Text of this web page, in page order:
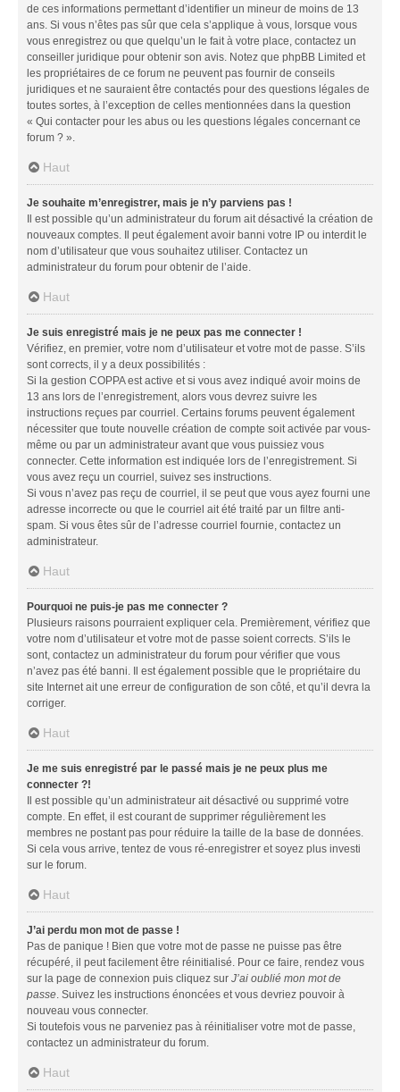
de ces informations permettant d’identifier un mineur de moins de 13
ans. Si vous n’êtes pas sûr que cela s’applique à vous, lorsque vous
vous enregistrez ou que quelqu’un le fait à votre place, contactez un
conseiller juridique pour obtenir son avis. Notez que phpBB Limited et
les propriétaires de ce forum ne peuvent pas fournir de conseils
juridiques et ne sauraient être contactés pour des questions légales de
toutes sortes, à l’exception de celles mentionnées dans la question
« Qui contacter pour les abus ou les questions légales concernant ce
forum ? ».
Haut
Je souhaite m’enregistrer, mais je n’y parviens pas !
Il est possible qu’un administrateur du forum ait désactivé la création de
nouveaux comptes. Il peut également avoir banni votre IP ou interdit le
nom d’utilisateur que vous souhaitez utiliser. Contactez un
administrateur du forum pour obtenir de l’aide.
Haut
Je suis enregistré mais je ne peux pas me connecter !
Vérifiez, en premier, votre nom d’utilisateur et votre mot de passe. S’ils
sont corrects, il y a deux possibilités :
Si la gestion COPPA est active et si vous avez indiqué avoir moins de
13 ans lors de l’enregistrement, alors vous devrez suivre les
instructions reçues par courriel. Certains forums peuvent également
nécessiter que toute nouvelle création de compte soit activée par vous-
même ou par un administrateur avant que vous puissiez vous
connecter. Cette information est indiquée lors de l’enregistrement. Si
vous avez reçu un courriel, suivez ses instructions.
Si vous n’avez pas reçu de courriel, il se peut que vous ayez fourni une
adresse incorrecte ou que le courriel ait été traité par un filtre anti-
spam. Si vous êtes sûr de l’adresse courriel fournie, contactez un
administrateur.
Haut
Pourquoi ne puis-je pas me connecter ?
Plusieurs raisons pourraient expliquer cela. Premièrement, vérifiez que
votre nom d’utilisateur et votre mot de passe soient corrects. S’ils le
sont, contactez un administrateur du forum pour vérifier que vous
n’avez pas été banni. Il est également possible que le propriétaire du
site Internet ait une erreur de configuration de son côté, et qu’il devra la
corriger.
Haut
Je me suis enregistré par le passé mais je ne peux plus me
connecter ?!
Il est possible qu’un administrateur ait désactivé ou supprimé votre
compte. En effet, il est courant de supprimer régulièrement les
membres ne postant pas pour réduire la taille de la base de données.
Si cela vous arrive, tentez de vous ré-enregistrer et soyez plus investi
sur le forum.
Haut
J’ai perdu mon mot de passe !
Pas de panique ! Bien que votre mot de passe ne puisse pas être
récupéré, il peut facilement être réinitialisé. Pour ce faire, rendez vous
sur la page de connexion puis cliquez sur J’ai oublié mon mot de
passe. Suivez les instructions énoncées et vous devriez pouvoir à
nouveau vous connecter.
Si toutefois vous ne parveniez pas à réinitialiser votre mot de passe,
contactez un administrateur du forum.
Haut